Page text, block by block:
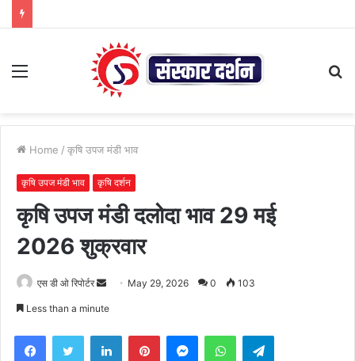
Menu
Home / कृषि उपज मंडी भाव
कृषि उपज मंडी भाव कृषि दर्शन
कृषि उपज मंडी दलोदा भाव 29 मई
2026 शुक्रवार
एस डी ओ रिपोर्टर
Send May 29, 2026 0 103
Less than a minute
FacebookTwitter LinkedInPinterestMessengerWhatsAppTelegram